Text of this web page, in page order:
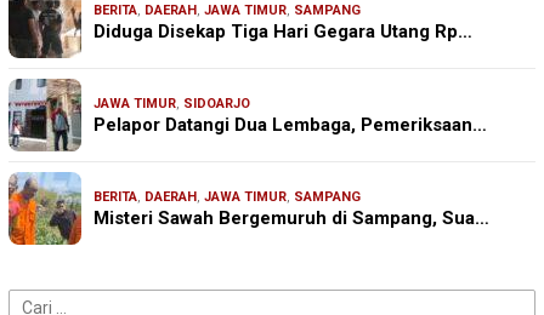
BERITA, DAERAH, JAWA TIMUR, SAMPANG
Diduga Disekap Tiga Hari Gegara Utang Rp…
JAWA TIMUR, SIDOARJO
Pelapor Datangi Dua Lembaga, Pemeriksaan…
BERITA, DAERAH, JAWA TIMUR, SAMPANG
Misteri Sawah Bergemuruh di Sampang, Sua…
Cari